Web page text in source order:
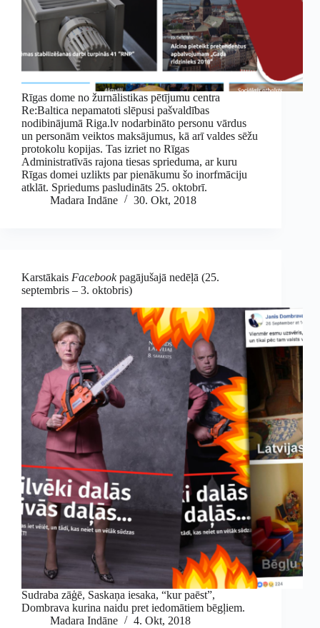
Rīgas dome no žurnālistikas pētījumu centra
Re:Baltica nepamatoti slēpusi pašvaldības
nodibinājumā Riga.lv nodarbināto personu vārdus
un personām veiktos maksājumus, kā arī valdes sēžu
protokolu kopijas. Tas izriet no Rīgas
Administratīvās rajona tiesas sprieduma, ar kuru
Rīgas domei uzlikts par pienākumu šo inorfmāciju
atklāt. Spriedums pasludināts 25. oktobrī.
Madara Indāne
30. Okt, 2018
Karstākais Facebookpagājušajā nedēļā (25.
septembris – 3. oktobris)
Sudraba zāģē, Saskaņa iesaka, “kur paēst”,
Dombrava kurina naidu pret iedomātiem bēgļiem.
Madara Indāne
4. Okt, 2018